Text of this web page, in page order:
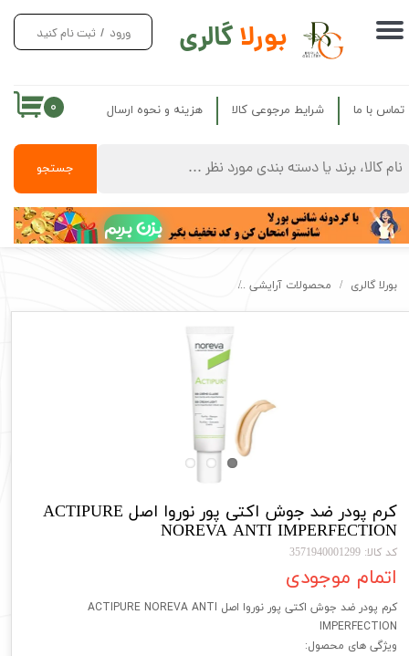
بورلاگالری
جستجو
ورود / ثبت نام کنید
حساب کاربری من
سفارشات
خروج از حساب کاربری
۰ تماس با ما شرایط مرجوعی کالا هزینه و نحوه ارسال
بزن بریم
بورلا گالری محصولات آرایشی
کرم پودر ضد جوش اکتی پور نوروا اصل ACTIPURE
NOREVA ANTI IMPERFECTION
کد کالا: 3571940001299
اتمام موجودی
کرم پودر ضد جوش اکتی پور نوروا اصل ACTIPURE NOREVA ANTI
IMPERFECTION
ویژگی های محصول: